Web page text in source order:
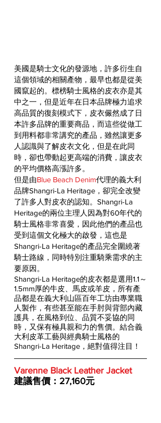
美國是騎士文化的發源地，許多衍生自
這個領域的相關產物，最早也都是從美
國竄起的。標榜騎士風格的皮衣亦是其
中之一，但是近年在日本品牌極力追求
高品質的復刻模式下，皮衣儼然成了日
本許多品牌的重要商品，而這些從做工
到用料都非常講究的產品，雖然讓更多
人認識與了解皮衣文化，但是在此同
時，卻也帶動起更高端的消費，讓皮衣
的平均價格高漲許多。
但是由Blue Beach Denim代理的義大利
品牌Shangri-La Heritage，卻完全改變
了許多人對皮衣的認知。Shangri-La
Heritage的兩位主理人因為對60年代的
騎士風格非常喜愛，因此他們的產品也
受到這個文化極大的啟發，這也是
Shangri-La Heritage的產品完全圍繞著
騎士路線，同時特別注重騎乘需求的主
要原因。
Shangri-La Heritage的皮衣都是選用1.1～
1.5mm厚的牛皮、馬皮或羊皮，所有產
品都是在義大利山區百年工坊由專業職
人製作，有些甚至能在手肘與背部內藏
護具，在風格到位、品質不妥協的同
時，又保有極具親和力的售價。結合義
大利皮革工藝與經典騎士風格的
Shangri-La Heritage，絕對值得注目！
Varenne Black Leather Jacket
建議售價：27,160元